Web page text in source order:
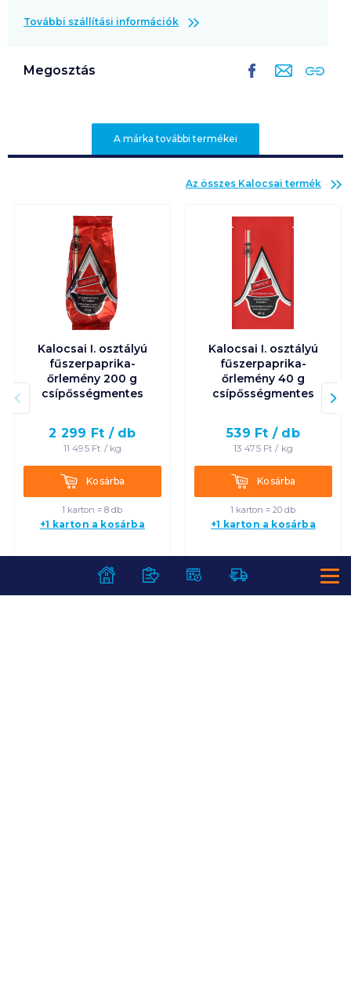
További szállítási információk
Megosztás
A márka további termékei
Az összes Kalocsai termék
Kalocsai I. osztályú
fűszerpaprika-
őrlemény 200 g
csípősségmentes
2 299 Ft / db
11 495Ft / kg
KosárbaKosárba
1 karton = 8 db
+1 karton a kosárba
Kalocsai I. osztályú
fűszerpaprika-
őrlemény 40 g
csípősségmentes
539 Ft / db
13 475Ft / kg
KosárbaKosárba
1 karton = 20 db
+1 karton a kosárba